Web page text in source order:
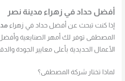
أفضل حداد في زهراء مدينة نصر
إذا كنت تبحث عن أفضل حداد في زهراء
المصطفى توفر لك أمهر الصنايعية
الأعمال الحديدية بأعلى معايير الجودة
لماذا تختار شركة المصطفى؟